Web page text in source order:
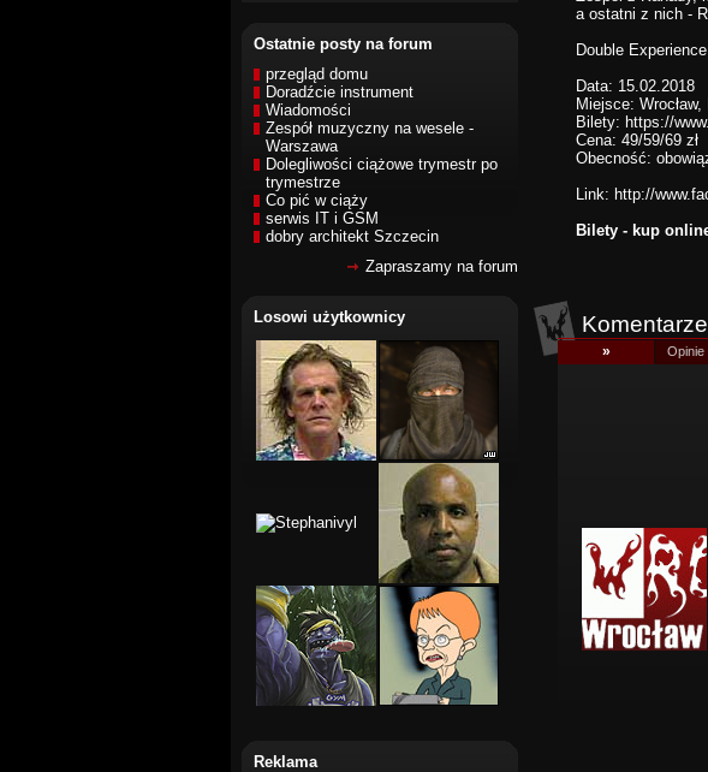
Ostatnie posty na forum
przegląd domu
Doradźcie instrument
Wiadomości
Zespół muzyczny na wesele -
Warszawa
Dolegliwości ciążowe trymestr po
trymestrze
Co pić w ciąży
serwis IT i GSM
dobry architekt Szczecin
Zapraszamy na forum
Losowi użytkownicy
Reklama
a ostatni z nich -
Double
Data: 15.02.2018
Miejsce:
Bilety: https://
Cena: 49/59/69 zł
Obecność:
Link: http://
Bilety - kup
Komentarze
» Opinie